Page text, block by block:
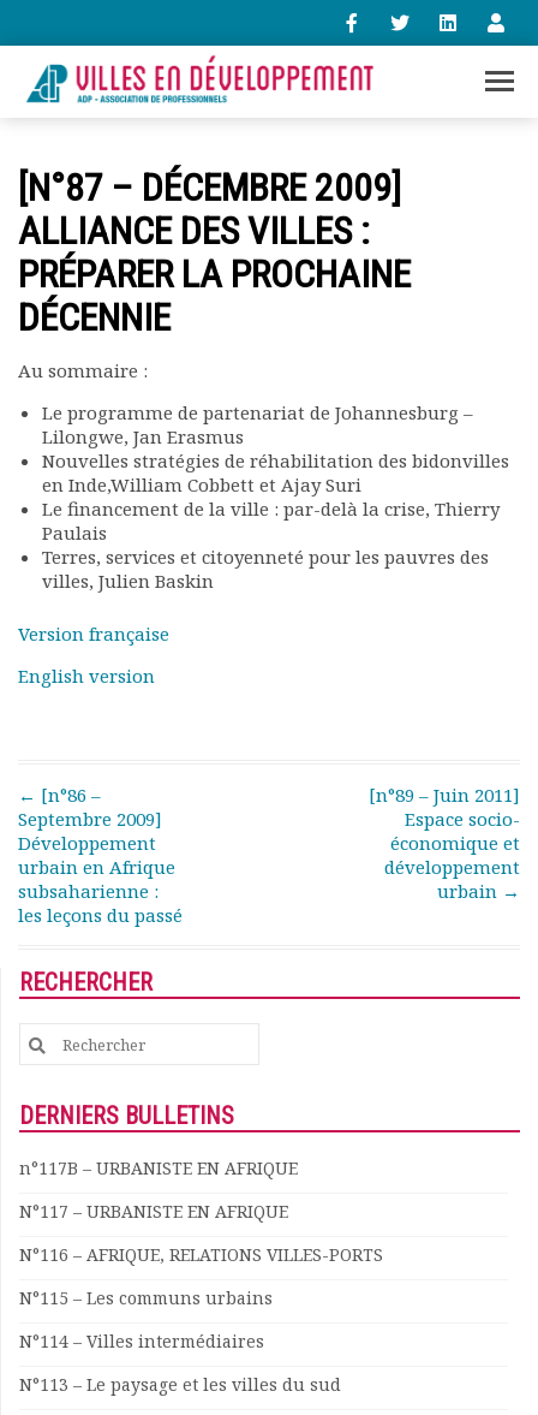
contact@villes-developpement.org
Accueil
L’association
Qui sommes-nous ?
Le bureau
Statuts de l’association
Vie de l’association
Calendrier des activités
Assemblées générales
Comptes rendus mensuels
Rapports moraux
Rapports financiers
Le bulletin
Présentation du bulletin
Kiosk
Ressources
Nos actions
Podcast-AdP
Dîners débats
Journées d’études
Matinales
Nos partenaires
Evénements
Documents
Les adhérents
Annuaire
Forum
Actualités
[N°87 – DÉCEMBRE 2009]
ALLIANCE DES VILLES :
PRÉPARER LA PROCHAINE
DÉCENNIE
Au sommaire :
Le programme de partenariat de Johannesburg –
Lilongwe, Jan Erasmus
Nouvelles stratégies de réhabilitation des bidonvilles
en Inde,William Cobbett et Ajay Suri
Le financement de la ville : par-delà la crise, Thierry
Paulais
Terres, services et citoyenneté pour les pauvres des
villes, Julien Baskin
Version française
English version
Post navigation
← [n°86 –
Septembre 2009]
Développement
urbain en Afrique
subsaharienne :
les leçons du passé
[n°89 – Juin 2011]
Espace socio-
économique et
développement
urbain →
RECHERCHER
Search
for:
DERNIERS BULLETINS
n°117B – URBANISTE EN AFRIQUE
N°117 – URBANISTE EN AFRIQUE
N°116 – AFRIQUE, RELATIONS VILLES-PORTS
N°115 – Les communs urbains
N°114 – Villes intermédiaires
N°113 – Le paysage et les villes du sud